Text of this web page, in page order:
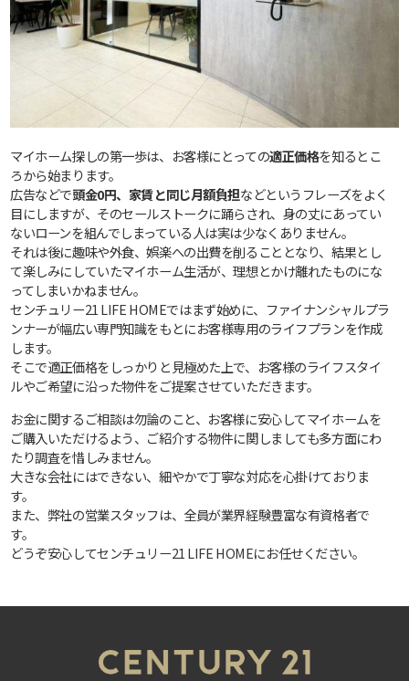
マイホーム探しの第一歩は、お客様にとっての適正価格を知るとこ
ろから始まります。
広告などで頭金0円、家賃と同じ月額負担などというフレーズをよく
目にしますが、そのセールストークに踊らされ、身の丈にあってい
ないローンを組んでしまっている人は実は少なくありません。
それは後に趣味や外食、娯楽への出費を削ることとなり、結果とし
て楽しみにしていたマイホーム生活が、理想とかけ離れたものにな
ってしまいかねません。
センチュリー21 LIFE HOMEではまず始めに、ファイナンシャルプラ
ンナーが幅広い専門知識をもとにお客様専用のライフプランを作成
します。
そこで適正価格をしっかりと見極めた上で、お客様のライフスタイ
ルやご希望に沿った物件をご提案させていただきます。
お金に関するご相談は勿論のこと、お客様に安心してマイホームを
ご購入いただけるよう、ご紹介する物件に関しましても多方面にわ
たり調査を惜しみません。
大きな会社にはできない、細やかで丁寧な対応を心掛けておりま
す。
また、弊社の営業スタッフは、全員が業界経験豊富な有資格者で
す。
どうぞ安心してセンチュリー21 LIFE HOMEにお任せください。